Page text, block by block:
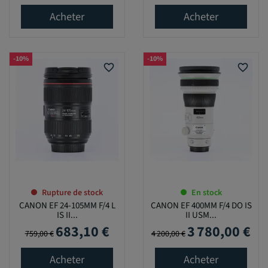
Acheter Acheter
favorite_border
Rupture de stock
CANON EF 24-105MM F/4 L
IS II...
Prix de base
759,00 € Prix
683,10 €
Acheter
-10%
favorite_border
En stock
CANON EF 400MM F/4 DO IS
II USM...
Prix de base
4 200,00 € Prix
3 780,00 €
Acheter
-10%